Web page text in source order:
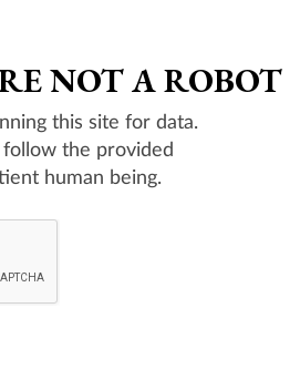
NOT A ROBOT
this site for data.
the provided
human being.